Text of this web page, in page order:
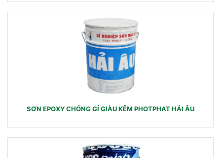
SƠN EPOXY CHỐNG GỈ GIÀU KẼM PHOTPHAT HẢI ÂU